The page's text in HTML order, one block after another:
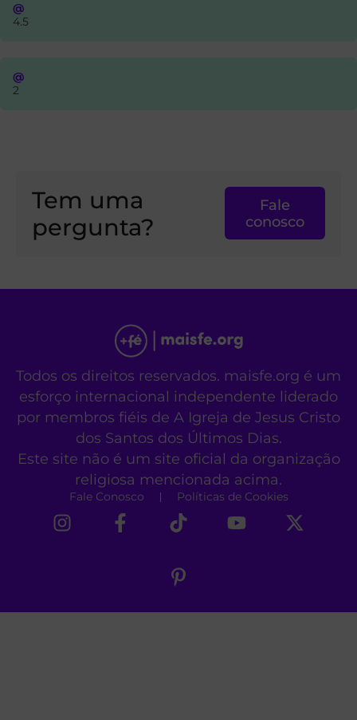
@
4.5
@
2
Tem uma
pergunta?
Fale
conosco
Todos os direitos reservados. maisfe.org é um
esforço internacional independente liderado
por membros fiéis de A Igreja de Jesus Cristo
dos Santos dos Últimos Dias.
Este site não é um site oficial da organização
religiosa mencionada acima.
Fale Conosco Políticas de Cookies